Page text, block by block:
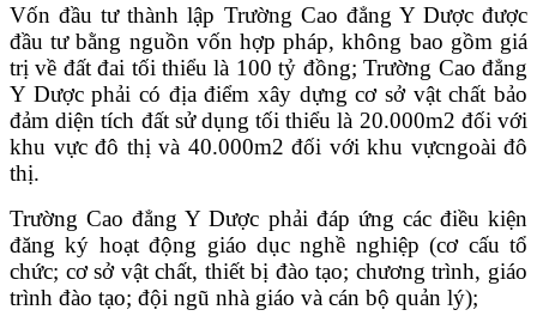
Vốn đầu tư thành lập Trường Cao đẳng Y Dược được
đầu tư bằng nguồn vốn hợp pháp, không bao gồm giá
trị về đất đai tối thiểu là 100 tỷ đồng; Trường Cao đẳng
Y Dược phải có địa điểm xây dựng cơ sở vật chất bảo
đảm diện tích đất sử dụng tối thiểu là 20.000m2 đối với
khu vực đô thị và 40.000m2 đối với khu vựcngoài đô
thị.
Trường Cao đẳng Y Dược phải đáp ứng các điều kiện
đăng ký hoạt động giáo dục nghề nghiệp (cơ cấu tổ
chức; cơ sở vật chất, thiết bị đào tạo; chương trình, giáo
trình đào tạo; đội ngũ nhà giáo và cán bộ quản lý);